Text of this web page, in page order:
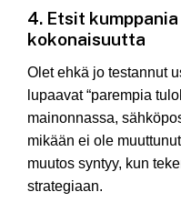
4. Etsit
kokonaisuutta
Olet ehkä jo testannut
lupaavat “parempia
mainonnassa,
mikään ei ole
muutos syntyy, kun
strategiaan.